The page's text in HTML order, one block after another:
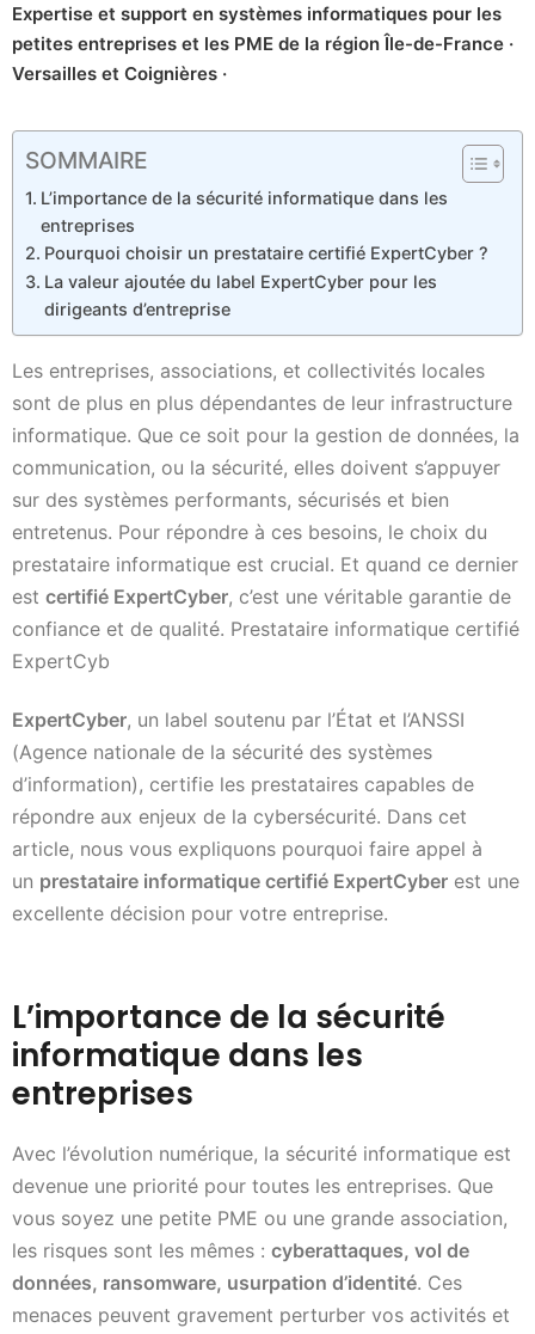
Expertise et support en systèmes informatiques pour les
petites entreprises et les PME de la région Île-de-France ·
Versailles et Coignières ·
SOMMAIRE
L’importance de la sécurité informatique dans les
entreprises
Pourquoi choisir un prestataire certifié ExpertCyber ?
La valeur ajoutée du label ExpertCyber pour les
dirigeants d’entreprise
Les entreprises, associations, et collectivités locales
sont de plus en plus dépendantes de leur infrastructure
informatique. Que ce soit pour la gestion de données, la
communication, ou la sécurité, elles doivent s’appuyer
sur des systèmes performants, sécurisés et bien
entretenus. Pour répondre à ces besoins, le choix du
prestataire informatique est crucial. Et quand ce dernier
est certifié ExpertCyber, c’est une véritable garantie de
confiance et de qualité. Prestataire informatique certifié
ExpertCyb
ExpertCyber, un label soutenu par l’État et l’ANSSI
(Agence nationale de la sécurité des systèmes
d’information), certifie les prestataires capables de
répondre aux enjeux de la cybersécurité. Dans cet
article, nous vous expliquons pourquoi faire appel à
un prestataire informatique certifié ExpertCyber est une
excellente décision pour votre entreprise.
L’importance de la sécurité
informatique dans les
entreprises
Avec l’évolution numérique, la sécurité informatique est
devenue une priorité pour toutes les entreprises. Que
vous soyez une petite PME ou une grande association,
les risques sont les mêmes : cyberattaques, vol de
données, ransomware, usurpation d’identité. Ces
menaces peuvent gravement perturber vos activités et